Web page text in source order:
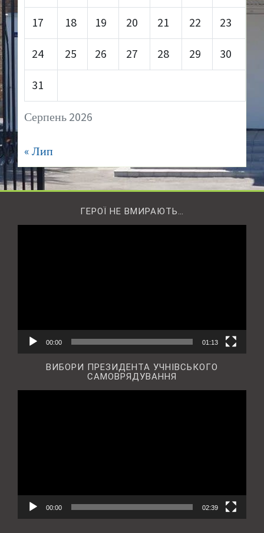
Серпень 2026
17 18 19 20 21 22 23
24 25 26 27 28 29 30
31
« Лип
ГЕРОЇ НЕ ВМИРАЮТЬ…
00:00 01:13
ВИБОРИ ПРЕЗИДЕНТА УЧНІВСЬКОГО
САМОВРЯДУВАННЯ
00:00 02:39